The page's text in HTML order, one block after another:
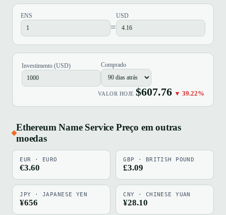
ENS
=
USD
Investimento (USD) Comprado
VALOR HOJE $607.76 ▼ 39.22%
Ethereum Name Service Preço em outras
moedas
EUR · EURO
€3.60
GBP · BRITISH POUND
£3.09
JPY · JAPANESE YEN
¥656
CNY · CHINESE YUAN
¥28.10